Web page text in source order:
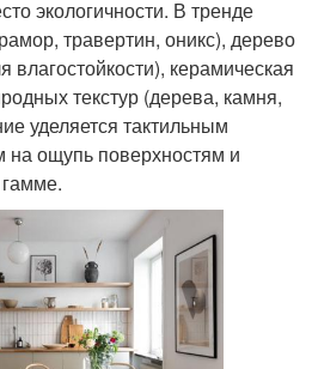
экологичности. В тренде
травертин, оникс), дерево
влагостойкости), керамическая
текстур (дерева, камня,
уделяется тактильным
ощупь поверхностям и